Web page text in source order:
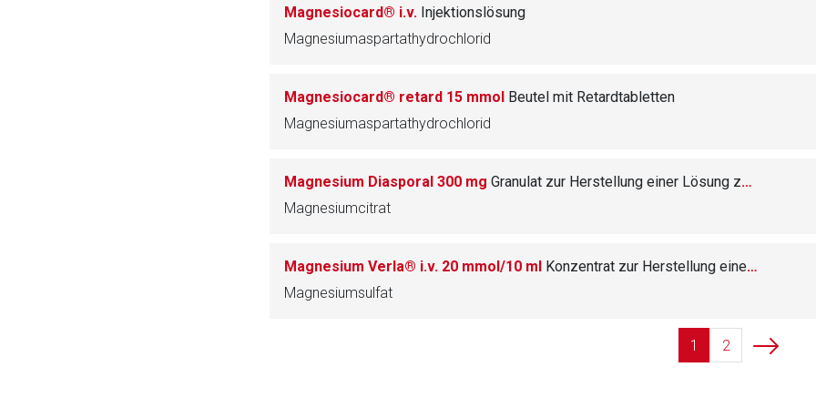
Magnesiocard® i.v. Injektionslösung
Magnesiumaspartathydrochlorid
Magnesiocard® retard 15 mmol Beutel mit Retardtabletten
Magnesiumaspartathydrochlorid
Magnesium Diasporal 300 mg Granulat zur Herstellung einer Lösung zum Einnehmen
Magnesiumcitrat
Magnesium Verla® i.v. 20 mmol/10 ml Konzentrat zur Herstellung einer Infusionslösung
Magnesiumsulfat
1 2